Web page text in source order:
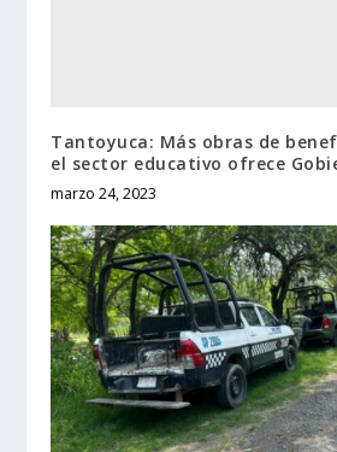
Tantoyuca: Más obras de
el sector educativo ofrece
marzo 24, 2023